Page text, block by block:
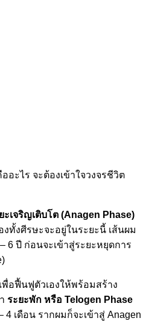
อะไร จะต้องเข้าใจวงจรชีวิต
ะเจริญเติบโต (Anagen Phase)
ทั้งศีรษะจะอยู่ในระยะนี้ เส้นผม
6 ปี ก่อนจะเข้าสู่ระยะหยุดการ
อฟื้นฟูตัวเองให้พร้อมสร้าง
ระยะพัก หรือ Telogen Phase
เดือน รากผมก็จะเข้าสู่ Anagen